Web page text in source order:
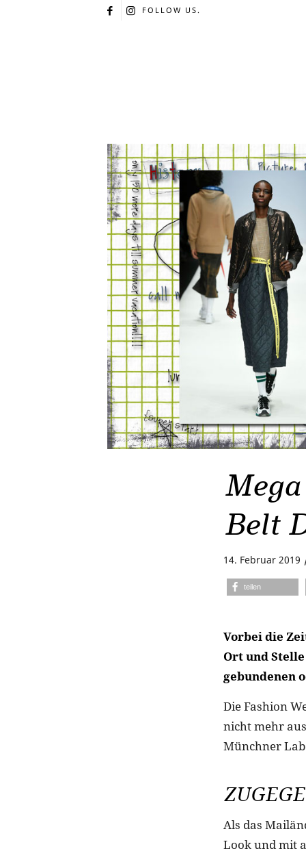
FOLLOW US.
Belt
14. Februar 2019
teilen
Vorbei die
Ort und
gebundenen
Die Fashion
nicht mehr
Münchner
Als das
Look und mit